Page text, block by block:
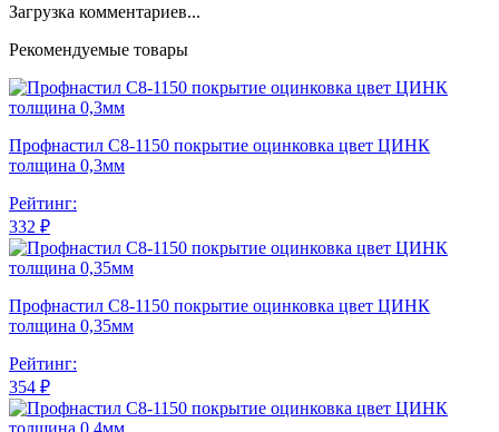
Загрузка комментариев...
Рекомендуемые товары
Профнастил С8-1150 покрытие оцинковка цвет ЦИНК
толщина 0,3мм
Рейтинг:
332 ₽
Профнастил С8-1150 покрытие оцинковка цвет ЦИНК
толщина 0,35мм
Рейтинг:
354 ₽